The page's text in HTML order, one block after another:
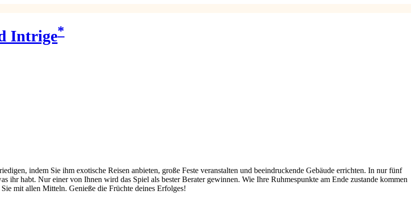
Intrige*
indem Sie ihm exotische Reisen anbieten, große Feste veranstalten und beeindruckende Gebäude errichten. In nur fünf
habt. Nur einer von Ihnen wird das Spiel als bester Berater gewinnen. Wie Ihre Ruhmespunkte am Ende zustande kommen
mit allen Mitteln. Genieße die Früchte deines Erfolges!